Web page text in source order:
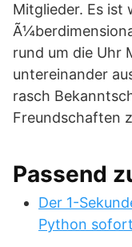
Mitglieder. Es ist
rund um die Uhr
untereinander
rasch
Freundschaften
Passend
Der 1-
Python